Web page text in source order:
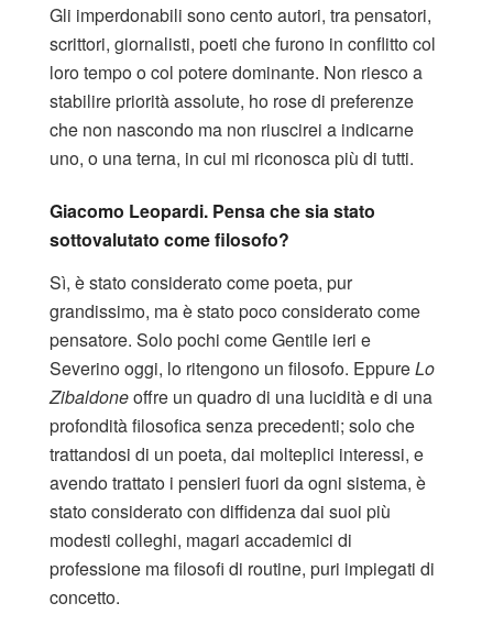
Gli imperdonabili sono cento autori, tra pensatori,
scrittori, giornalisti, poeti che furono in conflitto col
loro tempo o col potere dominante. Non riesco a
stabilire priorità assolute, ho rose di preferenze
che non nascondo ma non riuscirei a indicarne
uno, o una terna, in cui mi riconosca più di tutti.
Giacomo Leopardi. Pensa che sia stato
sottovalutato come filosofo?
Sì, è stato considerato come poeta, pur
grandissimo, ma è stato poco considerato come
pensatore. Solo pochi come Gentile ieri e
Severino oggi, lo ritengono un filosofo. EppureLo
Zibaldoneoffre un quadro di una lucidità e di una
profondità filosofica senza precedenti; solo che
trattandosi di un poeta, dai molteplici interessi, e
avendo trattato i pensieri fuori da ogni sistema, è
stato considerato con diffidenza dai suoi più
modesti colleghi, magari accademici di
professione ma filosofi di routine, puri impiegati di
concetto.